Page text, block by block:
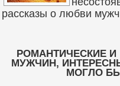
рассказы о любви
РОМАНТИЧЕСКИЕ
МУЖЧИН,
МОГЛО